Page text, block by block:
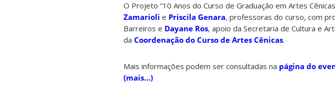
O Projeto “10 Anos do Curso de Graduação em Artes
Zamarioli e Priscila Genara, professoras do curso, com
Barreiros e Dayane Ros, apoio da Secretaria de Cultura e
da Coordenação do Curso de Artes Cênicas.
Mais informações podem ser consultadas na página do
(mais…)